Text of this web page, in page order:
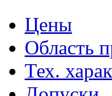
Цены
Область
Тех.